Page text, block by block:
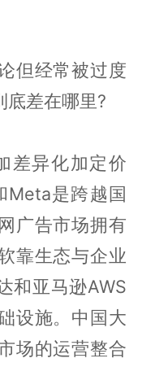
但经常被过度
底差在哪里?
差异化加定价
Meta是跨越国
广告市场拥有
靠生态与企业
和亚马逊AWS
设施。中国大
场的运营整合